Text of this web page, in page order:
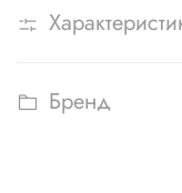
Бренд